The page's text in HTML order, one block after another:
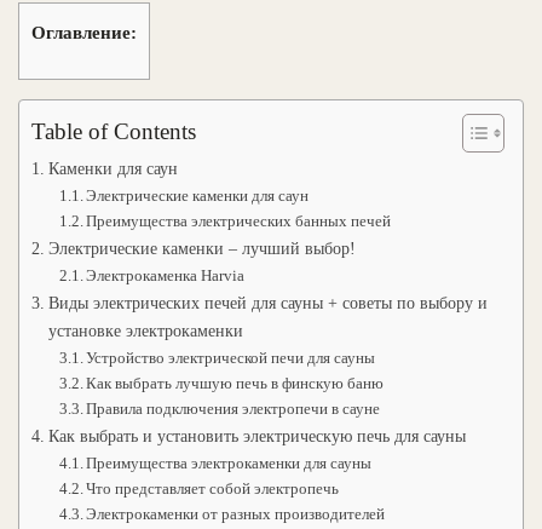
Оглавление:
Table of Contents
Каменки для саун
Электрические каменки для саун
Преимущества электрических банных печей
Электрические каменки – лучший выбор!
Электрокаменка Harvia
Виды электрических печей для сауны + советы по выбору и
установке электрокаменки
Устройство электрической печи для сауны
Как выбрать лучшую печь в финскую баню
Правила подключения электропечи в сауне
Как выбрать и установить электрическую печь для сауны
Преимущества электрокаменки для сауны
Что представляет собой электропечь
Электрокаменки от разных производителей